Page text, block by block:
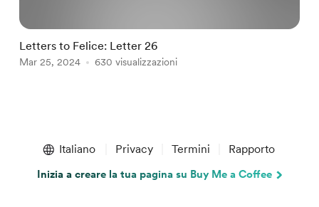
Letters to Felice: Letter 26
Mar 25, 2024 630 visualizzazioni
Italiano Privacy Termini Rapporto
Inizia a creare la tua pagina su Buy Me a Coffee